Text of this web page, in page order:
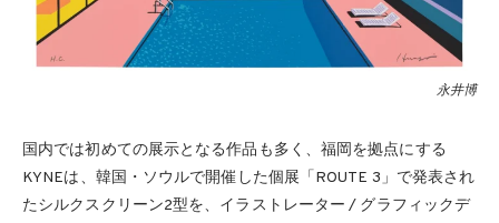
永井博
国内では初めての展示となる作品も多く、福岡を拠点にする
KYNEは、韓国・ソウルで開催した個展「ROUTE 3」で発表され
たシルクスクリーン2型を、イラストレーター / グラフィックデ